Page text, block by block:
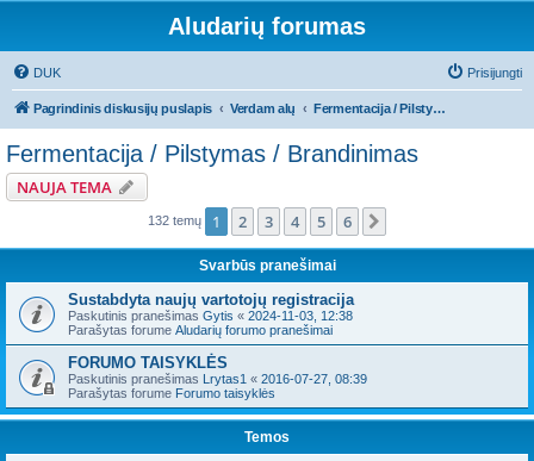
Aludarių forumas
DUK Prisijungti
Pagrindinis diskusijų puslapis Verdam alų Fermentacija / Pilstymas / Brandinimas
Fermentacija / Pilstymas / Brandinimas
NAUJA TEMA
132 temų 1 2 3 4 5 6
Svarbūs pranešimai
Sustabdyta naujų vartotojų registracija
Paskutinis pranešimas Gytis « 2024-11-03, 12:38
Parašytas forume Aludarių forumo pranešimai
FORUMO TAISYKLĖS
Paskutinis pranešimas Lrytas1 « 2016-07-27, 08:39
Parašytas forume Forumo taisyklės
Temos